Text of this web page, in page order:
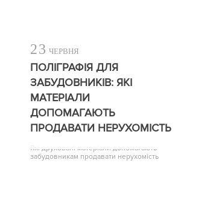
23 ЧЕРВНЯ
ПОЛІГРАФІЯ ДЛЯ
ЗАБУДОВНИКІВ: ЯКІ
МАТЕРІАЛИ
ДОПОМАГАЮТЬ
ПРОДАВАТИ НЕРУХОМІСТЬ
Які друковані матеріали допомагають
забудовникам продавати нерухомість